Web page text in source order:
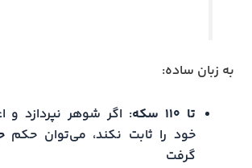
به زبان ساده:
تا ۱۱۰ سکه
: اگر شوهر نپردازد و
خود را ثابت نکند، می‌توان حکم
گرفت